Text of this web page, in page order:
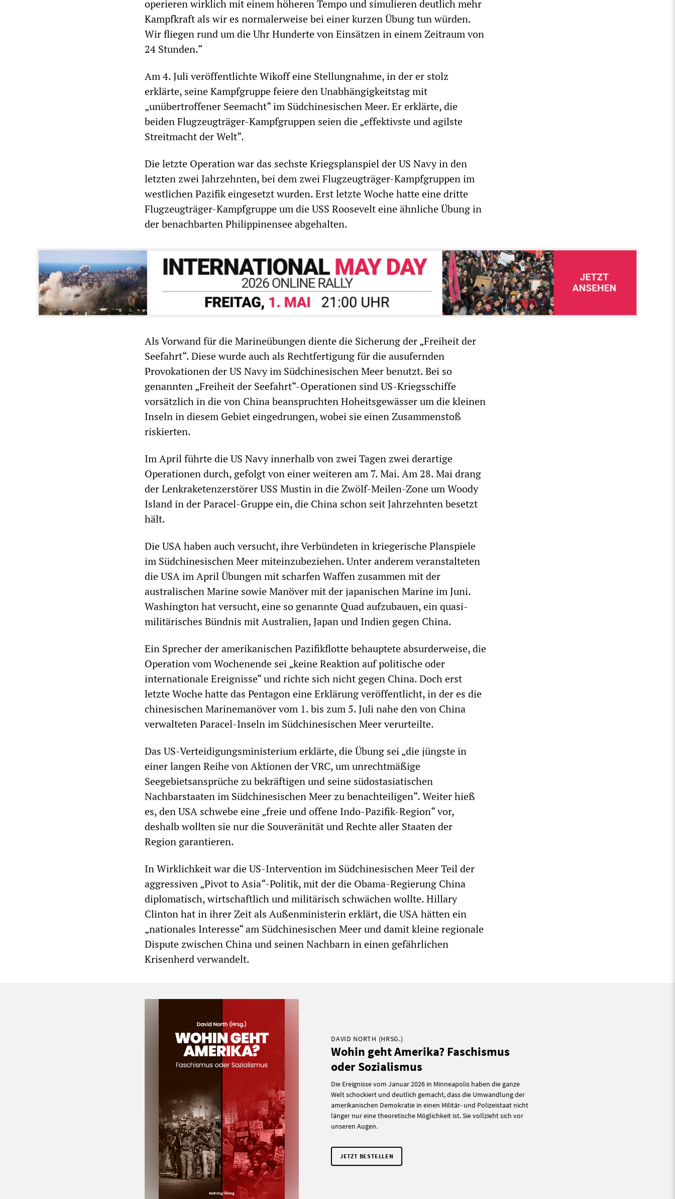
operieren wirklich mit einem höheren Tempo und simulieren deutlich mehr
Kampfkraft als wir es normalerweise bei einer kurzen Übung tun würden.
Wir fliegen rund um die Uhr Hunderte von Einsätzen in einem Zeitraum von
24 Stunden.“
Am 4. Juli veröffentlichte Wikoff eine Stellungnahme, in der er stolz
erklärte, seine Kampfgruppe feiere den Unabhängigkeitstag mit
„unübertroffener Seemacht“ im Südchinesischen Meer. Er erklärte, die
beiden Flugzeugträger-Kampfgruppen seien die „effektivste und agilste
Streitmacht der Welt“.
Die letzte Operation war das sechste Kriegsplanspiel der US Navy in den
letzten zwei Jahrzehnten, bei dem zwei Flugzeugträger-Kampfgruppen im
westlichen Pazifik eingesetzt wurden. Erst letzte Woche hatte eine dritte
Flugzeugträger-Kampfgruppe um die USS Roosevelt eine ähnliche Übung in
der benachbarten Philippinensee abgehalten.
Als Vorwand für die Marineübungen diente die Sicherung der „Freiheit der
Seefahrt“. Diese wurde auch als Rechtfertigung für die ausufernden
Provokationen der US Navy im Südchinesischen Meer benutzt. Bei so
genannten „Freiheit der Seefahrt“-Operationen sind US-Kriegsschiffe
vorsätzlich in die von China beanspruchten Hoheitsgewässer um die kleinen
Inseln in diesem Gebiet eingedrungen, wobei sie einen Zusammenstoß
riskierten.
Im April führte die US Navy innerhalb von zwei Tagen zwei derartige
Operationen durch, gefolgt von einer weiteren am 7. Mai. Am 28. Mai drang
der Lenkraketenzerstörer USS Mustin in die Zwölf-Meilen-Zone um Woody
Island in der Paracel-Gruppe ein, die China schon seit Jahrzehnten besetzt
hält.
Die USA haben auch versucht, ihre Verbündeten in kriegerische Planspiele
im Südchinesischen Meer miteinzubeziehen. Unter anderem veranstalteten
die USA im April Übungen mit scharfen Waffen zusammen mit der
australischen Marine sowie Manöver mit der japanischen Marine im Juni.
Washington hat versucht, eine so genannte Quad aufzubauen, ein quasi-
militärisches Bündnis mit Australien, Japan und Indien gegen China.
Ein Sprecher der amerikanischen Pazifikflotte behauptete absurderweise, die
Operation vom Wochenende sei „keine Reaktion auf politische oder
internationale Ereignisse“ und richte sich nicht gegen China. Doch erst
letzte Woche hatte das Pentagon eine Erklärung veröffentlicht, in der es die
chinesischen Marinemanöver vom 1. bis zum 5. Juli nahe den von China
verwalteten Paracel-Inseln im Südchinesischen Meer verurteilte.
Das US-Verteidigungsministerium erklärte, die Übung sei „die jüngste in
einer langen Reihe von Aktionen der VRC, um unrechtmäßige
Seegebietsansprüche zu bekräftigen und seine südostasiatischen
Nachbarstaaten im Südchinesischen Meer zu benachteiligen“. Weiter hieß
es, den USA schwebe eine „freie und offene Indo-Pazifik-Region“ vor,
deshalb wollten sie nur die Souveränität und Rechte aller Staaten der
Region garantieren.
In Wirklichkeit war die US-Intervention im Südchinesischen Meer Teil der
aggressiven „Pivot to Asia“-Politik, mit der die Obama-Regierung China
diplomatisch, wirtschaftlich und militärisch schwächen wollte. Hillary
Clinton hat in ihrer Zeit als Außenministerin erklärt, die USA hätten ein
„nationales Interesse“ am Südchinesischen Meer und damit kleine regionale
Dispute zwischen China und seinen Nachbarn in einen gefährlichen
Krisenherd verwandelt.
DAVID NORTH (HRSG.)
Wohin geht Amerika? Faschismus
oder Sozialismus
Die Ereignisse vom Januar 2026 in Minneapolis haben die ganze
Welt schockiert und deutlich gemacht, dass die Umwandlung der
amerikanischen Demokratie in einen Militär- und Polizeistaat nicht
länger nur eine theoretische Möglichkeit ist. Sie vollzieht sich vor
unseren Augen.
JETZT BESTELLEN